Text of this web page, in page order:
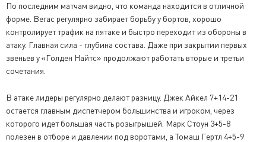
По последним матчам видно, что команда находится в отличной
форме. Вегас регулярно забирает борьбу у бортов, хорошо
контролирует трафик на пятаке и быстро переходит из обороны в
атаку. Главная сила - глубина состава. Даже при закрытии первых
звеньев у «Голден Найтс» продолжают работать вторые и третьи
сочетания.
В атаке лидеры регулярно делают разницу. Джек Айкел 7+14-21
остается главным диспетчером большинства и игроком, через
которого идет большая часть розыгрышей. Марк Стоун 3+5-8
полезен в отборе и давлении под воротами, а Томаш Гертл 4+5-9